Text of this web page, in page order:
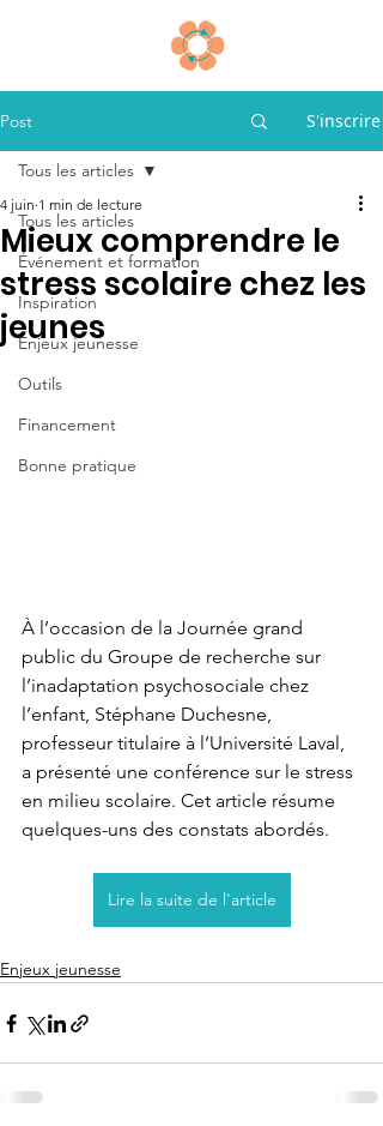
Post S'inscrire
Tous les articles
Événement et formation
Inspiration
Enjeux jeunesse
Outils
Financement
Bonne pratique
Tous les articles
Mieux comprendre le
stress scolaire chez les
jeunes
4 juin 1 min de lecture
À l’occasion de la Journée grand
public du Groupe de recherche sur
l’inadaptation psychosociale chez
l’enfant, Stéphane Duchesne,
professeur titulaire à l’Université Laval,
a présenté une conférence sur le stress
en milieu scolaire. Cet article résume
quelques-uns des constats abordés.
Lire la suite de l'article
Enjeux jeunesse